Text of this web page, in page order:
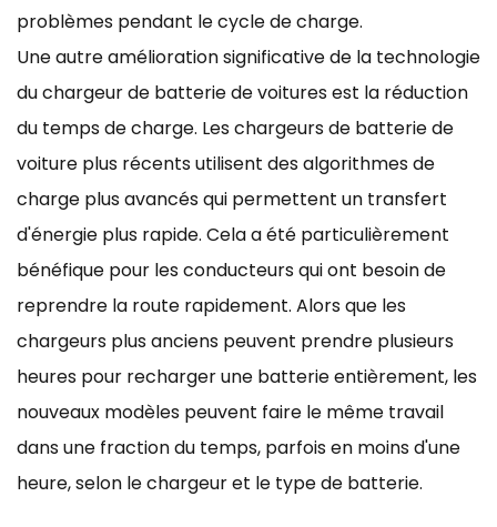
problèmes pendant le cycle de charge.
Une autre amélioration significative de la technologie
du chargeur de batterie de voitures est la réduction
du temps de charge. Les chargeurs de batterie de
voiture plus récents utilisent des algorithmes de
charge plus avancés qui permettent un transfert
d'énergie plus rapide. Cela a été particulièrement
bénéfique pour les conducteurs qui ont besoin de
reprendre la route rapidement. Alors que les
chargeurs plus anciens peuvent prendre plusieurs
heures pour recharger une batterie entièrement, les
nouveaux modèles peuvent faire le même travail
dans une fraction du temps, parfois en moins d'une
heure, selon le chargeur et le type de batterie.